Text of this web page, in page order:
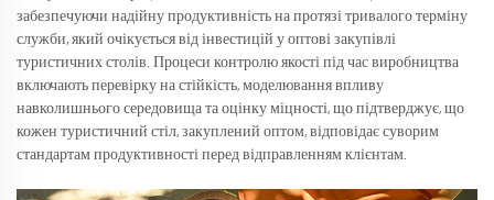
забезпечуючи надійну продуктивність на протязі тривалого терміну
служби, який очікується від інвестицій у оптові закупівлі
туристичних столів. Процеси контролю якості під час виробництва
включають перевірку на стійкість, моделювання впливу
навколишнього середовища та оцінку міцності, що підтверджує, що
кожен туристичний стіл, закуплений оптом, відповідає суворим
стандартам продуктивності перед відправленням клієнтам.